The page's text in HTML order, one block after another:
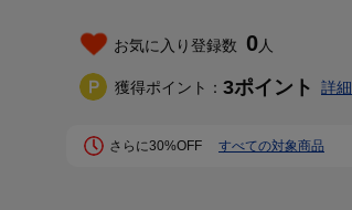
お気に入り登録数 0人
獲得ポイント： 3ポイント 詳細
さらに30%OFF すべての対象商品